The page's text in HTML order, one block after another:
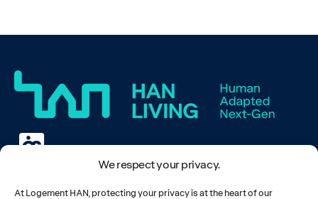
We respect your privacy.
At Logement HAN, protecting your privacy is at the heart of our